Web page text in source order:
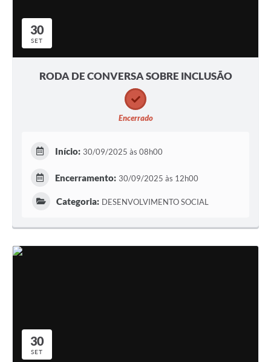
30
SET
RODA DE CONVERSA SOBRE INCLUSÃO
Encerrado
Início: 30/09/2025 às 08h00
Encerramento: 30/09/2025 às 12h00
Categoria: DESENVOLVIMENTO SOCIAL
30
SET